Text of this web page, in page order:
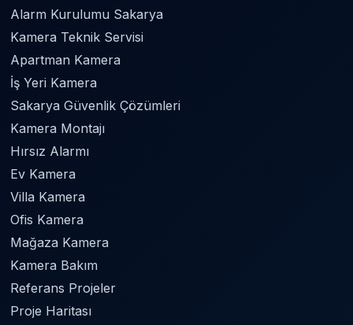
Alarm Kurulumu Sakarya
Kamera Teknik Servisi
Apartman Kamera
İş Yeri Kamera
Sakarya Güvenlik Çözümleri
Kamera Montajı
Hırsız Alarmı
Ev Kamera
Villa Kamera
Ofis Kamera
Mağaza Kamera
Kamera Bakım
Referans Projeler
Proje Haritası